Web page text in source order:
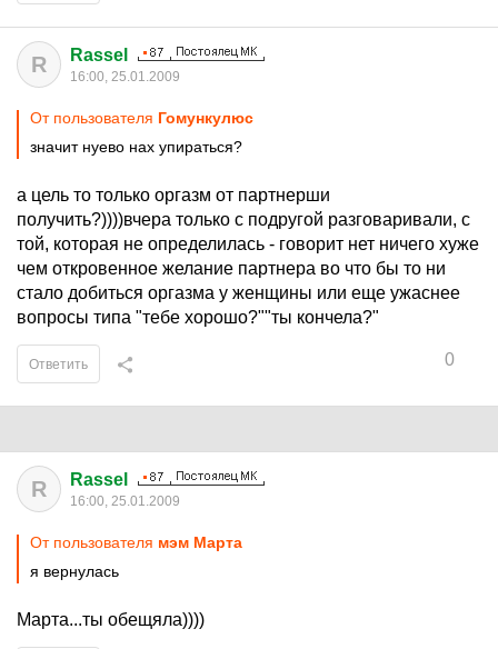
R Rassel
16:00, 25.01.2009
От пользователя Гомункулюс
значит нуево нах упираться?
а цель то только оргазм от партнерши
получить?))))вчера только с подругой разговаривали, с
той, которая не определилась - говорит нет ничего хуже
чем откровенное желание партнера во что бы то ни
стало добиться оргазма у женщины или еще ужаснее
вопросы типа "тебе хорошо?""ты кончела?"
0
Ответить
R Rassel
16:00, 25.01.2009
От пользователя мэм Марта
я вернулась
Марта...ты обещяла))))